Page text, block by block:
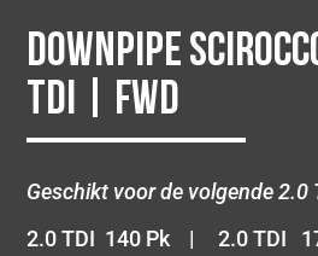
Downpipe
TDI | FWD
Geschikt voor de volgende 2.0
2.0 TDI 140 Pk | 2.0 TDI